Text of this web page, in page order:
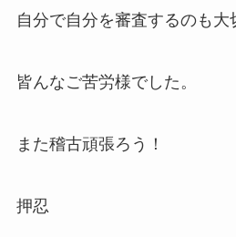
自分で自分を審査するのも大
皆んなご苦労様でした。
また稽古頑張ろう！
押忍